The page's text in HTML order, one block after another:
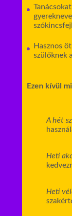
Hasznos
szülőknek
Ezen kívül
A hét
Heti
Heti